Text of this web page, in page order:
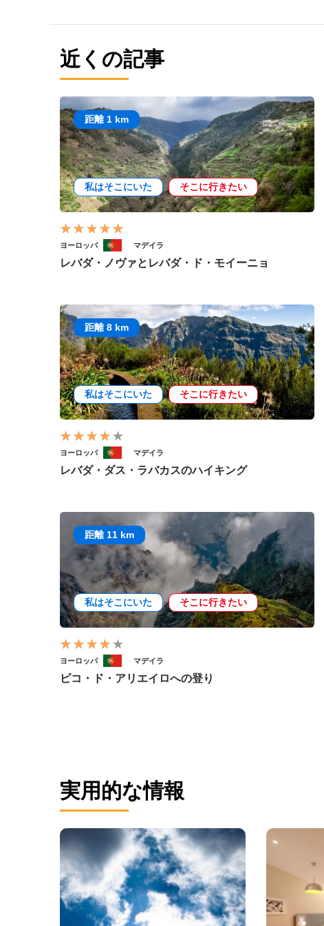
近くの記事
距離 1 km
私はそこにいた そこに行きたい
ヨーロッパ マデイラ
レバダ・ノヴァとレバダ・ド・モイーニョ
距離 8 km
私はそこにいた そこに行きたい
ヨーロッパ マデイラ
レバダ・ダス・ラバカスのハイキング
距離 11 km
私はそこにいた そこに行きたい
ヨーロッパ マデイラ
ピコ・ド・アリエイロへの登り
実用的な情報